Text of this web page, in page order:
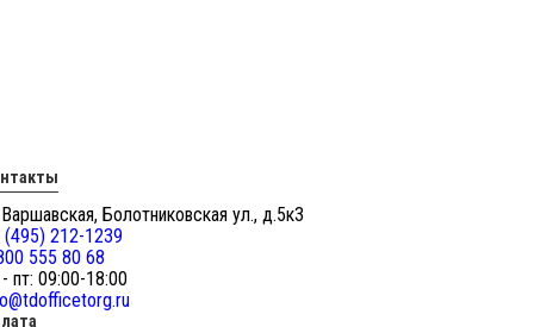
Болотниковская ул., д.5к3
(495) 212-1239
555 80 68
пт: 09:00-18:00